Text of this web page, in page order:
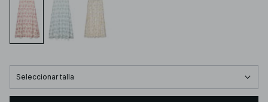
Seleccionar talla